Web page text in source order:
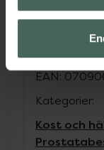
mineraler i
EAN:
Kategorier:
Kost och